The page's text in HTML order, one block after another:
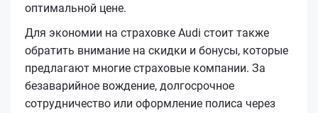
оптимальной цене.
Для экономии на страховке Audi стоит также
обратить внимание на скидки и бонусы, которые
предлагают многие страховые компании. За
безаварийное вождение, долгосрочное
сотрудничество или оформление полиса через